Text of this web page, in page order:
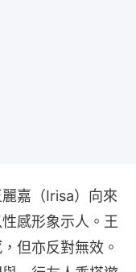
嘉（Irisa）向來
感形象示人。王
但亦反對無效。